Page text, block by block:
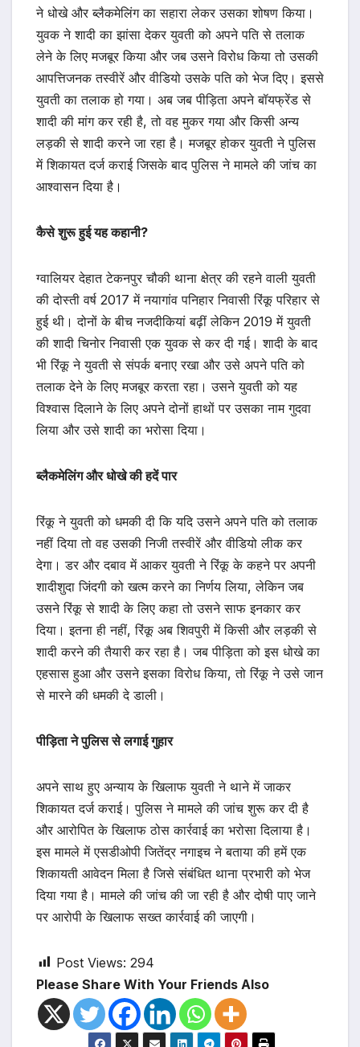
ने धोखे और ब्लैकमेलिंग का सहारा लेकर उसका शोषण किया।
युवक ने शादी का झांसा देकर युवती को अपने पति से तलाक
लेने के लिए मजबूर किया और जब उसने विरोध किया तो उसकी
आपत्तिजनक तस्वीरें और वीडियो उसके पति को भेज दिए। इससे
युवती का तलाक हो गया। अब जब पीड़िता अपने बॉयफ्रेंड से
शादी की मांग कर रही है, तो वह मुकर गया और किसी अन्य
लड़की से शादी करने जा रहा है। मजबूर होकर युवती ने पुलिस
में शिकायत दर्ज कराई जिसके बाद पुलिस ने मामले की जांच का
आश्वासन दिया है।
कैसे शुरू हुई यह कहानी?
ग्वालियर देहात टेकनपुर चौकी थाना क्षेत्र की रहने वाली युवती
की दोस्ती वर्ष 2017 में नयागांव पनिहार निवासी रिंकू परिहार से
हुई थी। दोनों के बीच नजदीकियां बढ़ीं लेकिन 2019 में युवती
की शादी चिनोर निवासी एक युवक से कर दी गई। शादी के बाद
भी रिंकू ने युवती से संपर्क बनाए रखा और उसे अपने पति को
तलाक देने के लिए मजबूर करता रहा। उसने युवती को यह
विश्वास दिलाने के लिए अपने दोनों हाथों पर उसका नाम गुदवा
लिया और उसे शादी का भरोसा दिया।
ब्लैकमेलिंग और धोखे की हदें पार
रिंकू ने युवती को धमकी दी कि यदि उसने अपने पति को तलाक
नहीं दिया तो वह उसकी निजी तस्वीरें और वीडियो लीक कर
देगा। डर और दबाव में आकर युवती ने रिंकू के कहने पर अपनी
शादीशुदा जिंदगी को खत्म करने का निर्णय लिया, लेकिन जब
उसने रिंकू से शादी के लिए कहा तो उसने साफ इनकार कर
दिया। इतना ही नहीं, रिंकू अब शिवपुरी में किसी और लड़की से
शादी करने की तैयारी कर रहा है। जब पीड़िता को इस धोखे का
एहसास हुआ और उसने इसका विरोध किया, तो रिंकू ने उसे जान
से मारने की धमकी दे डाली।
पीड़िता ने पुलिस से लगाई गुहार
अपने साथ हुए अन्याय के खिलाफ युवती ने थाने में जाकर
शिकायत दर्ज कराई। पुलिस ने मामले की जांच शुरू कर दी है
और आरोपित के खिलाफ ठोस कार्रवाई का भरोसा दिलाया है।
इस मामले में एसडीओपी जितेंद्र नगाइच ने बताया की हमें एक
शिकायती आवेदन मिला है जिसे संबंधित थाना प्रभारी को भेज
दिया गया है। मामले की जांच की जा रही है और दोषी पाए जाने
पर आरोपी के खिलाफ सख्त कार्रवाई की जाएगी।
Post Views: 294
Please Share With Your Friends Also